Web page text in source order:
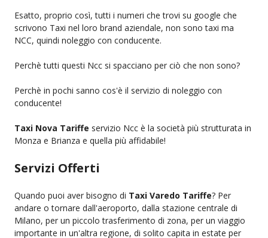
Esatto, proprio così, tutti i numeri che trovi su google che
scrivono Taxi nel loro brand aziendale, non sono taxi ma
NCC, quindi noleggio con conducente.
Perchè tutti questi Ncc si spacciano per ciò che non sono?
Perchè in pochi sanno cos'è il servizio di noleggio con
conducente!
Taxi Nova Tariffe servizio Ncc è la società più strutturata in
Monza e Brianza e quella più affidabile!
Servizi Offerti
Quando puoi aver bisogno di Taxi Varedo Tariffe? Per
andare o tornare dall'aeroporto, dalla stazione centrale di
Milano, per un piccolo trasferimento di zona, per un viaggio
importante in un'altra regione, di solito capita in estate per